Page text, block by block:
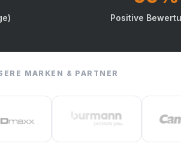
Positive
MARKEN & PARTNER